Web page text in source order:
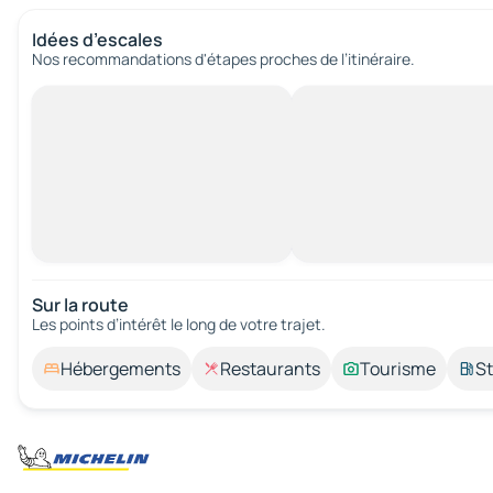
Idées d’escales
Nos recommandations d'étapes proches de l’itinéraire.
Sur la route
Les points d’intérêt le long de votre trajet.
Hébergements Restaurants Tourisme